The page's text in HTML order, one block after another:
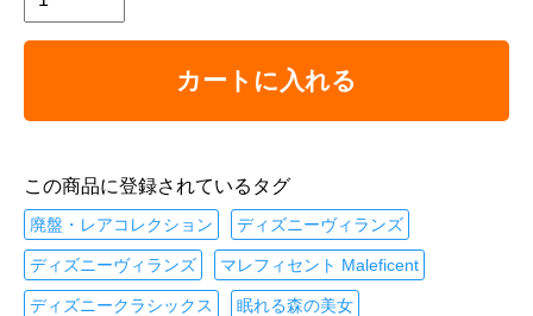
カートに入れる
この商品に登録されているタグ
廃盤・レアコレクション ディズニーヴィランズ
ディズニーヴィランズ マレフィセント Maleficent
ディズニークラシックス 眠れる森の美女